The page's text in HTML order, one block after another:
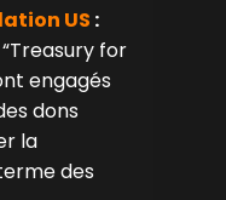
US :
for
engagés
dons
la
des